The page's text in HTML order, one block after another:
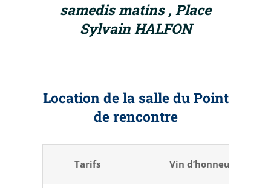
samedis matins , Place
Sylvain HALFON
Location de la salle du Point
de rencontre
Tarifs Vin d’honneur